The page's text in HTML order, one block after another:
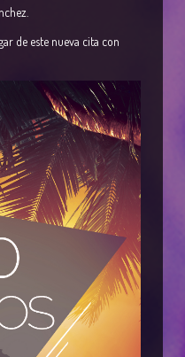
de este nueva cita con